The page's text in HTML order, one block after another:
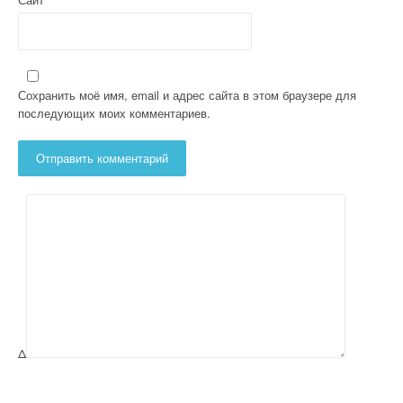
Сохранить моё имя, email и адрес сайта в этом браузере для
последующих моих комментариев.
Δ